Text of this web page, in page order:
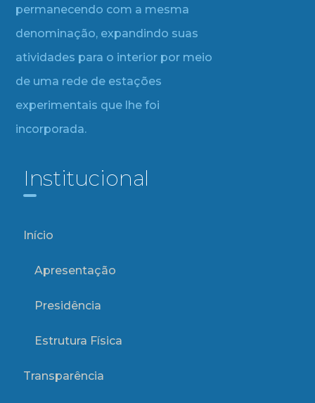
permanecendo com a mesma
denominação, expandindo suas
atividades para o interior por meio
de uma rede de estações
experimentais que lhe foi
incorporada.
Institucional
Início
Apresentação
Presidência
Estrutura Física
Transparência